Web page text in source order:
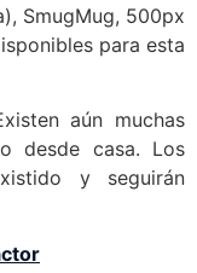
SmugMug, 500px
para esta
aún muchas
desde casa. Los
y seguirán